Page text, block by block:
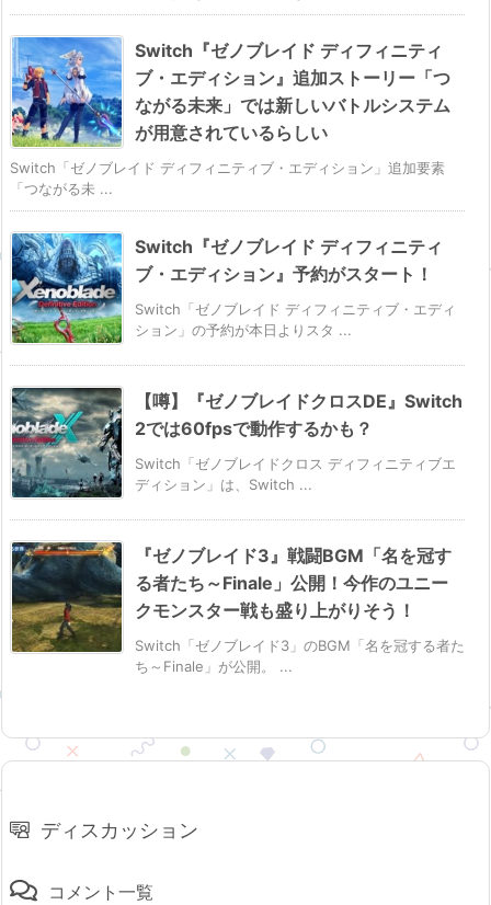
Switch『ゼノブレイド ディフィニティ
ブ・エディション』追加ストーリー「つ
ながる未来」では新しいバトルシステム
が用意されているらしい
Switch「ゼノブレイド ディフィニティブ・エディション」追加要素
「つながる未 ...
Switch『ゼノブレイド ディフィニティ
ブ・エディション』予約がスタート！
Switch「ゼノブレイド ディフィニティブ・エディ
ション」の予約が本日よりスタ ...
【噂】『ゼノブレイドクロスDE』Switch
2では60fpsで動作するかも？
Switch「ゼノブレイドクロス ディフィニティブエ
ディション」は、Switch ...
『ゼノブレイド3』戦闘BGM「名を冠す
る者たち～Finale」公開！今作のユニー
クモンスター戦も盛り上がりそう！
Switch「ゼノブレイド3」のBGM「名を冠する者た
ち～Finale」が公開。 ...
ディスカッション
コメント一覧